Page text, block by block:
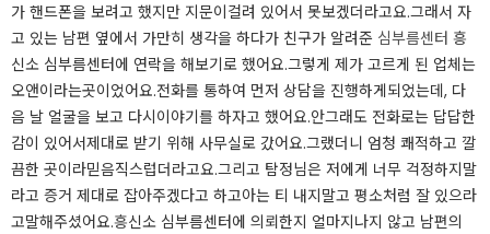
가 핸드폰을 보려고 했지만 지문이걸려 있어서 못보겠더라고요.​그래서 자
고 있는 남편 옆에서 가만히 생각을 하다가 친구가 알려준 심부름센터 흥
신소 심부름센터에 연락을 해보기로 했어요.그렇게 제가 고르게 된 업체는
오앤이라는곳이었어요.전화를 통하여 먼저 상담을 진행하게되었는데, 다
음 날 얼굴을 보고 다시이야기를 하자고 했어요.안그래도 전화로는 답답한
감이 있어서제대로 받기 위해 사무실로 갔어요.그랬더니 엄청 쾌적하고 깔
끔한 곳이라믿음직스럽더라고요.그리고 탐정님은 저에게 너무 걱정하지말
라고 증거 제대로 잡아주겠다고 하고아는 티 내지말고 평소처럼 잘 있으라
고말해주셨어요.​흥신소 심부름센터에 의뢰한지 얼마지나지 않고 남편의